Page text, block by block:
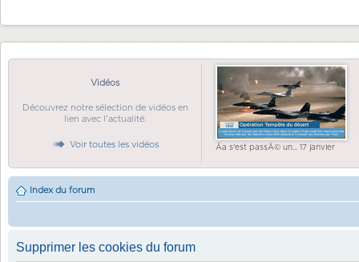
Vidéos
Découvrez notre sélection de vidéos en
lien avec l'actualité.
Voir toutes les vidéos Ãa s'est passÃ© un... 17 janvier
Index du forum
Supprimer les cookies du forum